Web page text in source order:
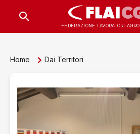
FEDERAZIONE LAVORATORI
Home Dai Territori